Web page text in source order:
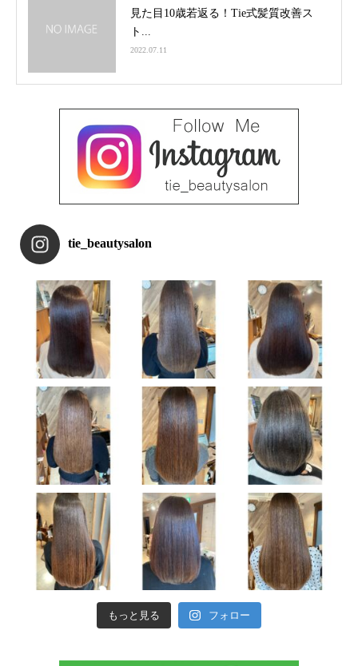
見た目10歳若返る！Tie式髪質改善ス
ト...
2022.07.11
tie_beautysalon
もっと見る フォロー